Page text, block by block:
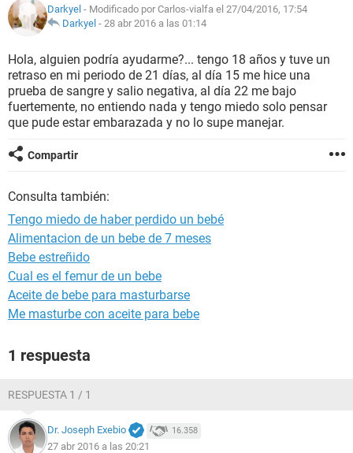
NUTRICIÓN
BIENESTAR
SEXUALIDAD
GLOSARIO
Darkyel - Modificado por Carlos-vialfa el 27/04/2016, 17:54
Darkyel - 28 abr 2016 a las 01:14
Hola, alguien podría ayudarme?... tengo 18 años y tuve un
retraso en mi periodo de 21 días, al día 15 me hice una
prueba de sangre y salio negativa, al día 22 me bajo
fuertemente, no entiendo nada y tengo miedo solo pensar
que pude estar embarazada y no lo supe manejar.
Compartir
Consulta también:
Tengo miedo de haber perdido un bebé
Alimentacion de un bebe de 7 meses
Bebe estreñido
Cual es el femur de un bebe
Aceite de bebe para masturbarse
Me masturbe con aceite para bebe
1 respuesta
RESPUESTA 1 / 1
Dr. Joseph Exebio 16.358
27 abr 2016 a las 20:21